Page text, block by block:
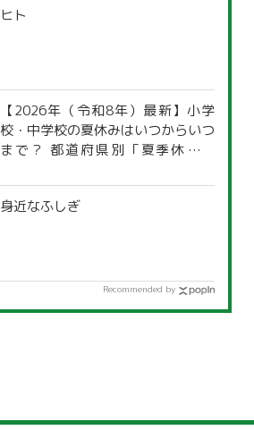
ヒト
【2026年（令和8年）最新】小学
校・中学校の夏休みはいつからいつ
まで？ 都道府県別「夏季休暇一
身近なふしぎ
Recommended by